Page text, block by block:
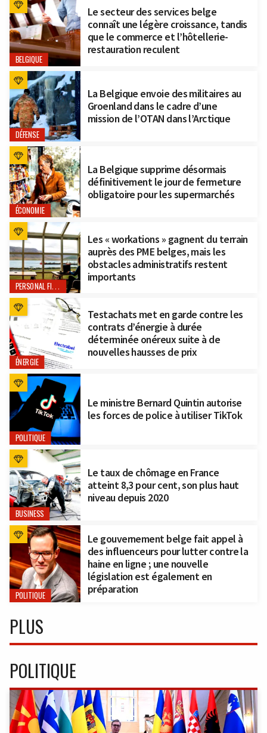
BELGIQUE
Le secteur des services belge
connaît une légère croissance, tandis
que le commerce et l’hôtellerie-
restauration reculent
DÉFENSE
La Belgique envoie des militaires au
Groenland dans le cadre d’une
mission de l’OTAN dans l’Arctique
ÉCONOMIE
La Belgique supprime désormais
définitivement le jour de fermeture
obligatoire pour les supermarchés
PERSONAL FINANCE
Les « workations » gagnent du terrain
auprès des PME belges, mais les
obstacles administratifs restent
importants
ÉNERGIE
Testachats met en garde contre les
contrats d’énergie à durée
déterminée onéreux suite à de
nouvelles hausses de prix
POLITIQUE
Le ministre Bernard Quintin autorise
les forces de police à utiliser TikTok
BUSINESS
Le taux de chômage en France
atteint 8,3 pour cent, son plus haut
niveau depuis 2020
POLITIQUE
Le gouvernement belge fait appel à
des influenceurs pour lutter contre la
haine en ligne ; une nouvelle
législation est également en
préparation
PLUS
POLITIQUE